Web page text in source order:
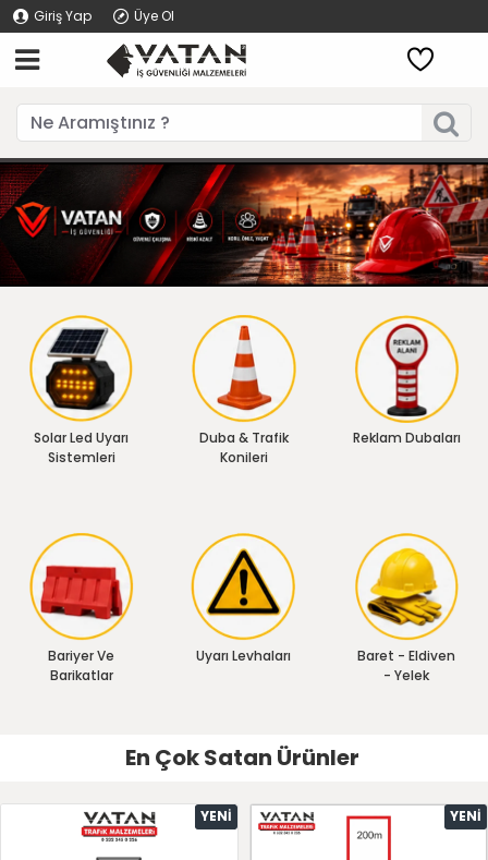
Giriş Yap Üye Ol
Solar Led Uyarı
Sistemleri
Duba & Trafik
Konileri
Reklam Dubaları
Bariyer Ve
Barikatlar
Uyarı Levhaları
Baret - Eldiven
- Yelek
En Çok Satan Ürünler
YENI YENI